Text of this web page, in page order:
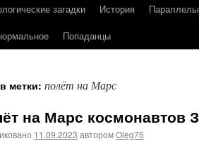
загадки История
Попаданцы
метки: полёт на Марс
на Марс космонавтов
11.09.2023 авторомOleg75